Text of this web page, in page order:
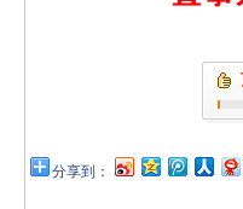
分享到：